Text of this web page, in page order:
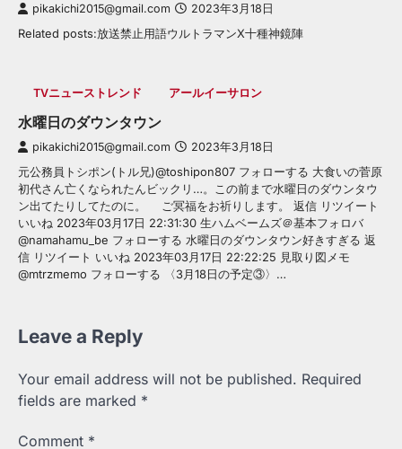
pikakichi2015@gmail.com 2023年3月18日
Related posts:放送禁止用語ウルトラマンX十種神鏡陣
TVニューストレンド アールイーサロン
水曜日のダウンタウン
pikakichi2015@gmail.com 2023年3月18日
元公務員トシポン(トル兄)@toshipon807 フォローする 大食いの菅原
初代さん亡くなられたんビックリ…。この前まで水曜日のダウンタウ
ン出てたりしてたのに。 ご冥福をお祈りします。 返信 リツイート
いいね 2023年03月17日 22:31:30 生ハムベームズ＠基本フォロバ
@namahamu_be フォローする 水曜日のダウンタウン好きすぎる 返
信 リツイート いいね 2023年03月17日 22:22:25 見取り図メモ
@mtrzmemo フォローする 〈3月18日の予定③〉…
Leave a Reply
Your email address will not be published. Required
fields are marked *
Comment *